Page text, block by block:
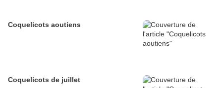
Coquelicots aoutiens
Coquelicots de juillet